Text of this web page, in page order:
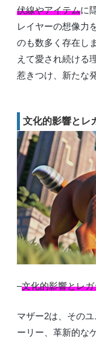
伏線やアイテムに
レイヤーの想像力
のも数多く存在し
えて愛され続ける
惹きつけ、新たな
文化的影響とレ
–文化的影響とレ
マザー2は、その
ーリー、革新的な